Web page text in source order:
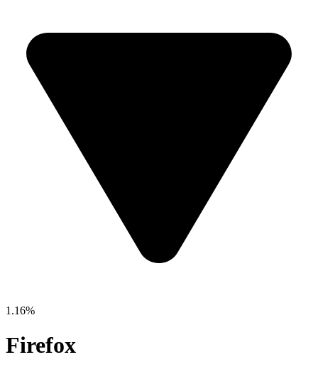
1.16%
Firefox